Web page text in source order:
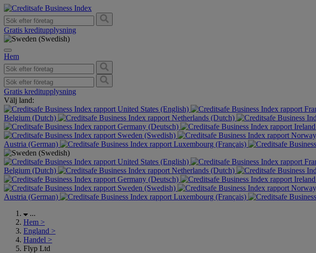
Gratis kreditupplysning
Hem
Gratis kreditupplysning
Välj land:
United States (English)
Belgium (Dutch)
Netherlands (Dutch)
Germany (Deutsch)
Sweden (Swedish)
Austria (German)
Luxembourg (Français)
United States (English)
Belgium (Dutch)
Netherlands (Dutch)
Germany (Deutsch)
Sweden (Swedish)
Austria (German)
Luxembourg (Français)
...
Hem >
England >
Handel >
Flyp Ltd